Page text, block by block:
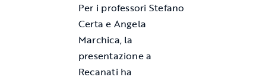
Per i professori Stefano
Certa e Angela
Marchica, la
presentazione a
Recanati ha